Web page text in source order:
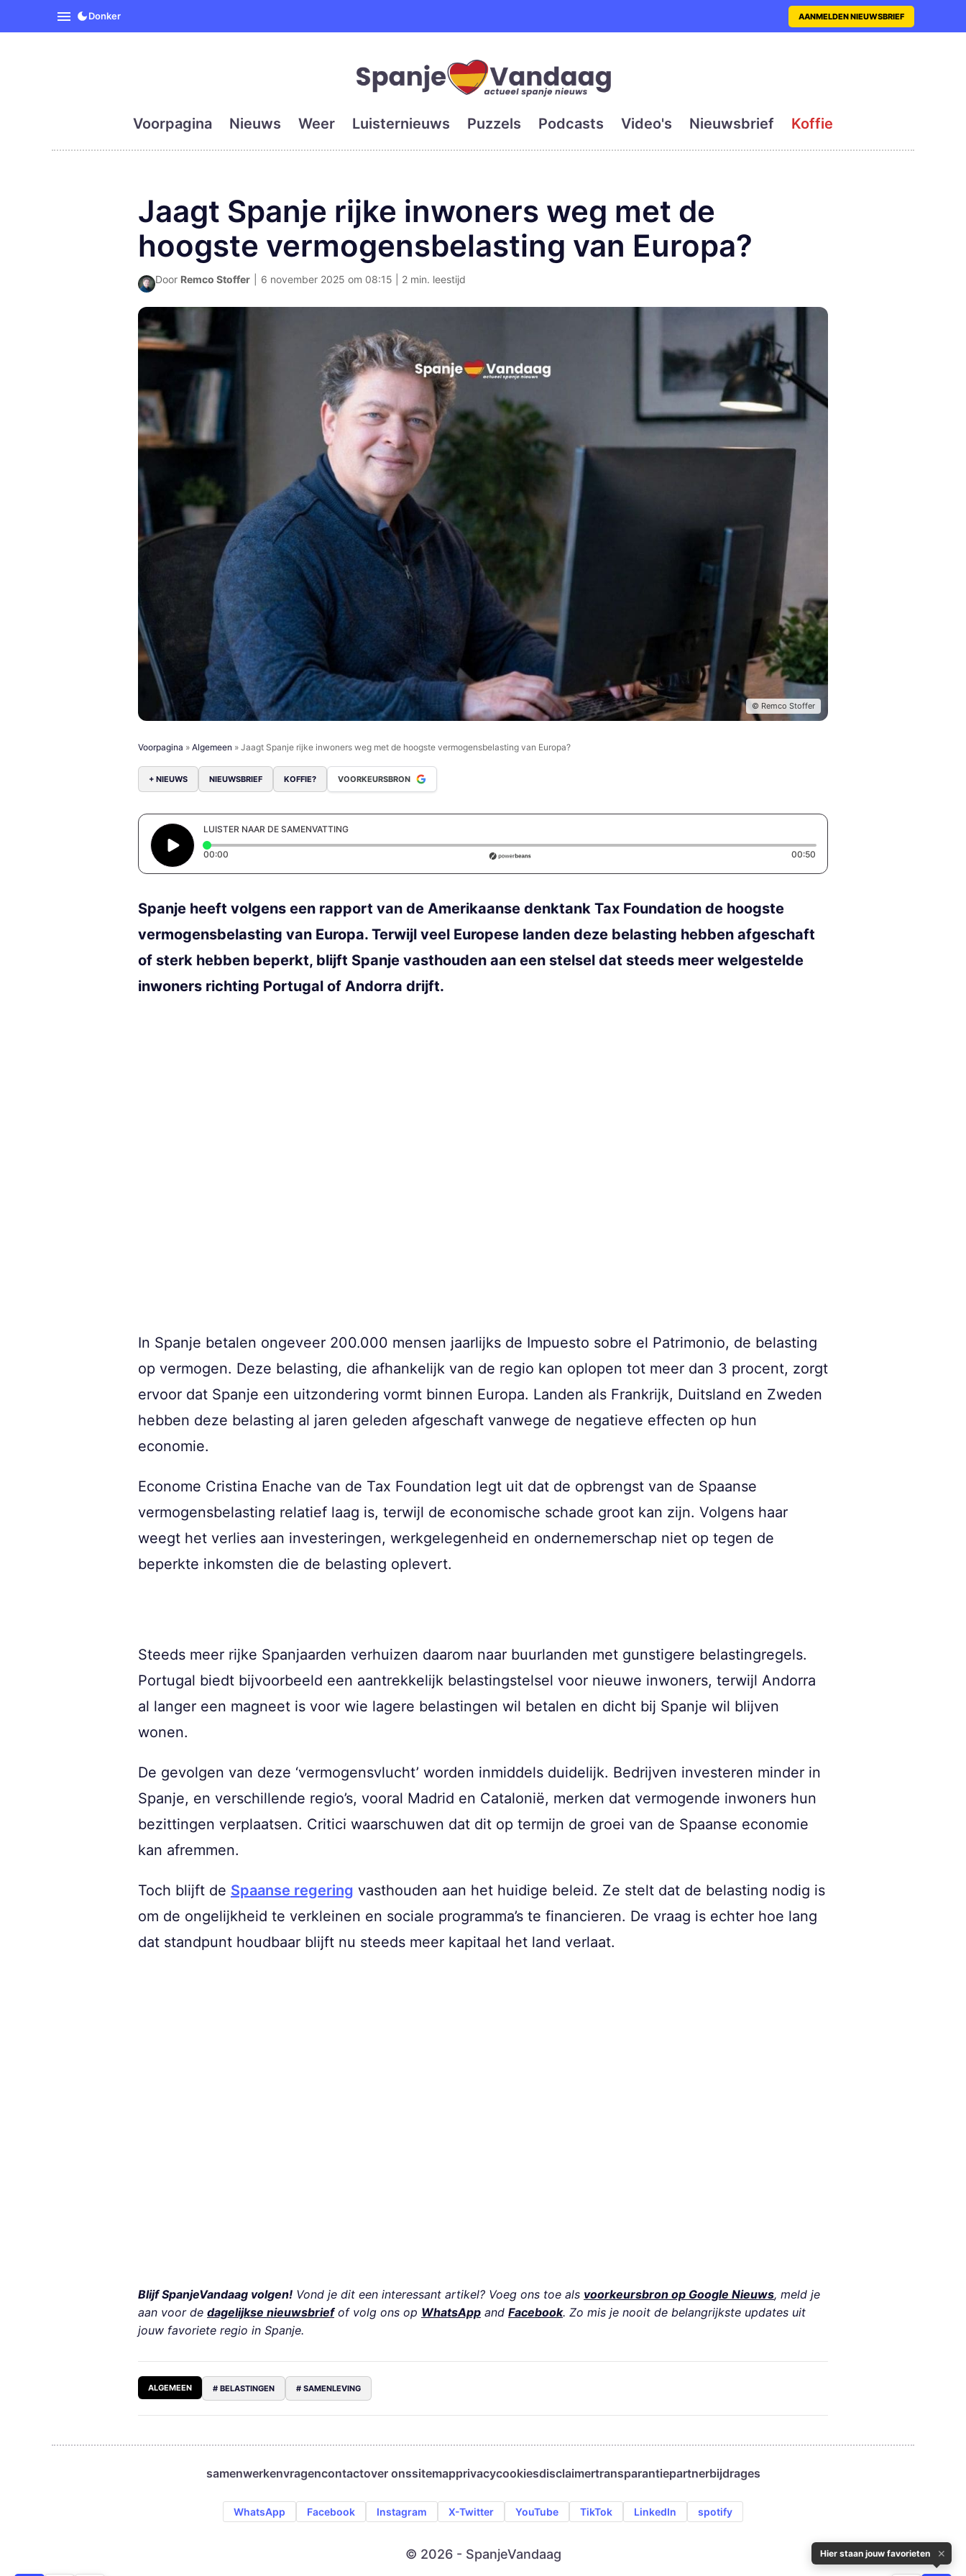
SpanjeVandaag is de eerste en grootste digitale krant met actueel en
Donker AANMELDEN NIEUWSBRIEF
Voorpagina Nieuws Weer Luisternieuws Puzzels Podcasts Video's Nieuwsbrief Koffie
Jaagt Spanje rijke inwoners weg met de
hoogste vermogensbelasting van Europa?
Door Remco Stoffer 6 november 2025 om 08:15 | 2 min. leestijd
© Remco Stoffer
Voorpagina » Algemeen » Jaagt Spanje rijke inwoners weg met de hoogste vermogensbelasting van Europa?
+ NIEUWS NIEUWSBRIEF KOFFIE? VOORKEURSBRON
LUISTER NAAR DE SAMENVATTING
00:00 00:50
Spanje heeft volgens een rapport van de Amerikaanse denktank Tax Foundation de hoogste
vermogensbelasting van Europa. Terwijl veel Europese landen deze belasting hebben afgeschaft
of sterk hebben beperkt, blijft Spanje vasthouden aan een stelsel dat steeds meer welgestelde
inwoners richting Portugal of Andorra drijft.
In Spanje betalen ongeveer 200.000 mensen jaarlijks de Impuesto sobre el Patrimonio, de belasting
op vermogen. Deze belasting, die afhankelijk van de regio kan oplopen tot meer dan 3 procent, zorgt
ervoor dat Spanje een uitzondering vormt binnen Europa. Landen als Frankrijk, Duitsland en Zweden
hebben deze belasting al jaren geleden afgeschaft vanwege de negatieve effecten op hun
economie.
Econome Cristina Enache van de Tax Foundation legt uit dat de opbrengst van de Spaanse
vermogensbelasting relatief laag is, terwijl de economische schade groot kan zijn. Volgens haar
weegt het verlies aan investeringen, werkgelegenheid en ondernemerschap niet op tegen de
beperkte inkomsten die de belasting oplevert.
Steeds meer rijke Spanjaarden verhuizen daarom naar buurlanden met gunstigere belastingregels.
Portugal biedt bijvoorbeeld een aantrekkelijk belastingstelsel voor nieuwe inwoners, terwijl Andorra
al langer een magneet is voor wie lagere belastingen wil betalen en dicht bij Spanje wil blijven
wonen.
De gevolgen van deze ‘vermogensvlucht’ worden inmiddels duidelijk. Bedrijven investeren minder in
Spanje, en verschillende regio’s, vooral Madrid en Catalonië, merken dat vermogende inwoners hun
bezittingen verplaatsen. Critici waarschuwen dat dit op termijn de groei van de Spaanse economie
kan afremmen.
Toch blijft de Spaanse regering vasthouden aan het huidige beleid. Ze stelt dat de belasting nodig is
om de ongelijkheid te verkleinen en sociale programma’s te financieren. De vraag is echter hoe lang
dat standpunt houdbaar blijft nu steeds meer kapitaal het land verlaat.
Blijf SpanjeVandaag volgen! Vond je dit een interessant artikel? Voeg ons toe als voorkeursbron op Google Nieuws, meld je
aan voor de dagelijkse nieuwsbriefof volg ons op WhatsApp and Facebook. Zo mis je nooit de belangrijkste updates uit
jouw favoriete regio in Spanje.
ALGEMEEN # BELASTINGEN # SAMENLEVING
samenwerkenvragencontactover onssitemapprivacycookiesdisclaimertransparantiepartnerbijdrages
WhatsApp Facebook Instagram X-Twitter YouTube TikTok LinkedIn spotify
© 2026 - SpanjeVandaag Hier staan jouw favorieten ✕